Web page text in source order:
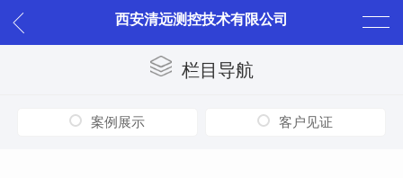
西安清远测控技术有限公司
栏目导航
案例展示 客户见证